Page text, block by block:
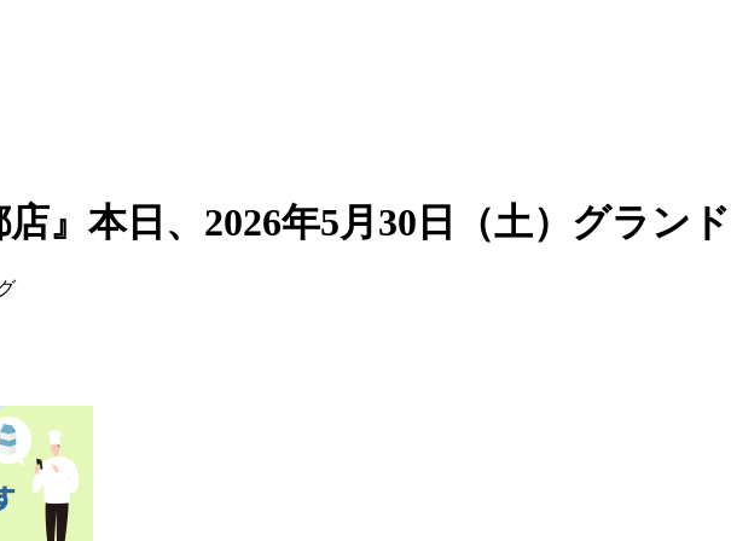
店』本日、2026年5月30日（土）グラン